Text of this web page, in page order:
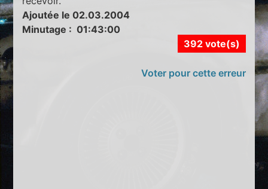
Ajoutée le 02.03.2004
Minutage : 01:43:00
392 vote(s)
Voter pour cette erreur